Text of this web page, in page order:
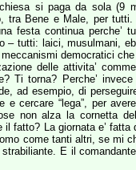
si paga da sola
tra Bene e Male, per
festa continua
– tutti: laici, musulmani,
democratici
delle attivita’
Ti torna? Perche’
ad esempio, di
e cercare “lega”, per
non alza la cornetta
il fatto? La giornata e’
come tanti altri, se mi
E il